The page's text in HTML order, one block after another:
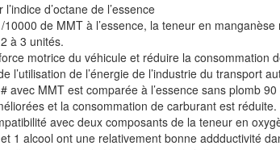
d’octane de l’essence
10000 de MMT à l’essence, la teneur en
à 3 unités.
motrice du véhicule et réduire la consommation
l’utilisation de l’énergie de l’industrie du transport
avec MMT est comparée à l’essence sans plomb
et la consommation de carburant est réduite.
avec deux composants de la teneur en
1 alcool ont une relativement bonne addductivité